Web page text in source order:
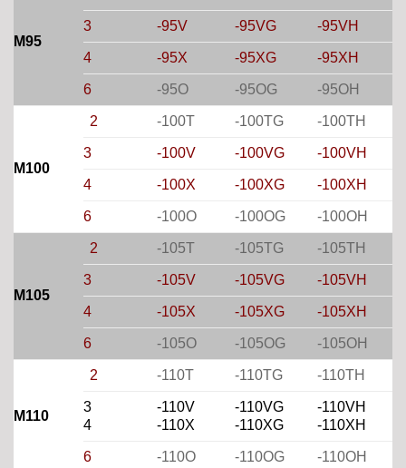
M95
3 -95V -95VG -95VH
4 -95X -95XG -95XH
6 -95O -95OG -95OH
M100
2 -100T -100TG -100TH
3 -100V -100VG -100VH
4 -100X -100XG -100XH
6 -100O -100OG -100OH
M105
2 -105T -105TG -105TH
3 -105V -105VG -105VH
4 -105X -105XG -105XH
6 -105O -105OG -105OH
M110
2 -110T -110TG -110TH
3
4
-110V
-110X
-110VG
-110XG
-110VH
-110XH
6 -110O -110OG -110OH